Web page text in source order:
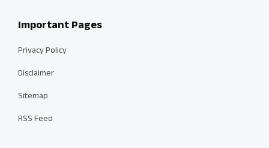
Important Pages
Privacy Policy
Disclaimer
Sitemap
RSS Feed